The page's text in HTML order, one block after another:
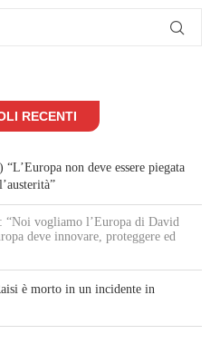
RECENTI
non deve essere piegata
“Noi vogliamo l’Europa di David
deve innovare, proteggere ed
è morto in un incidente in